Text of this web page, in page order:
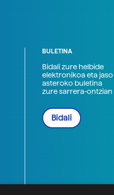
BULETINA
Bidali zure helbide
elektronikoa eta jaso
asteroko buletina
zure sarrera-ontzian
Bidali